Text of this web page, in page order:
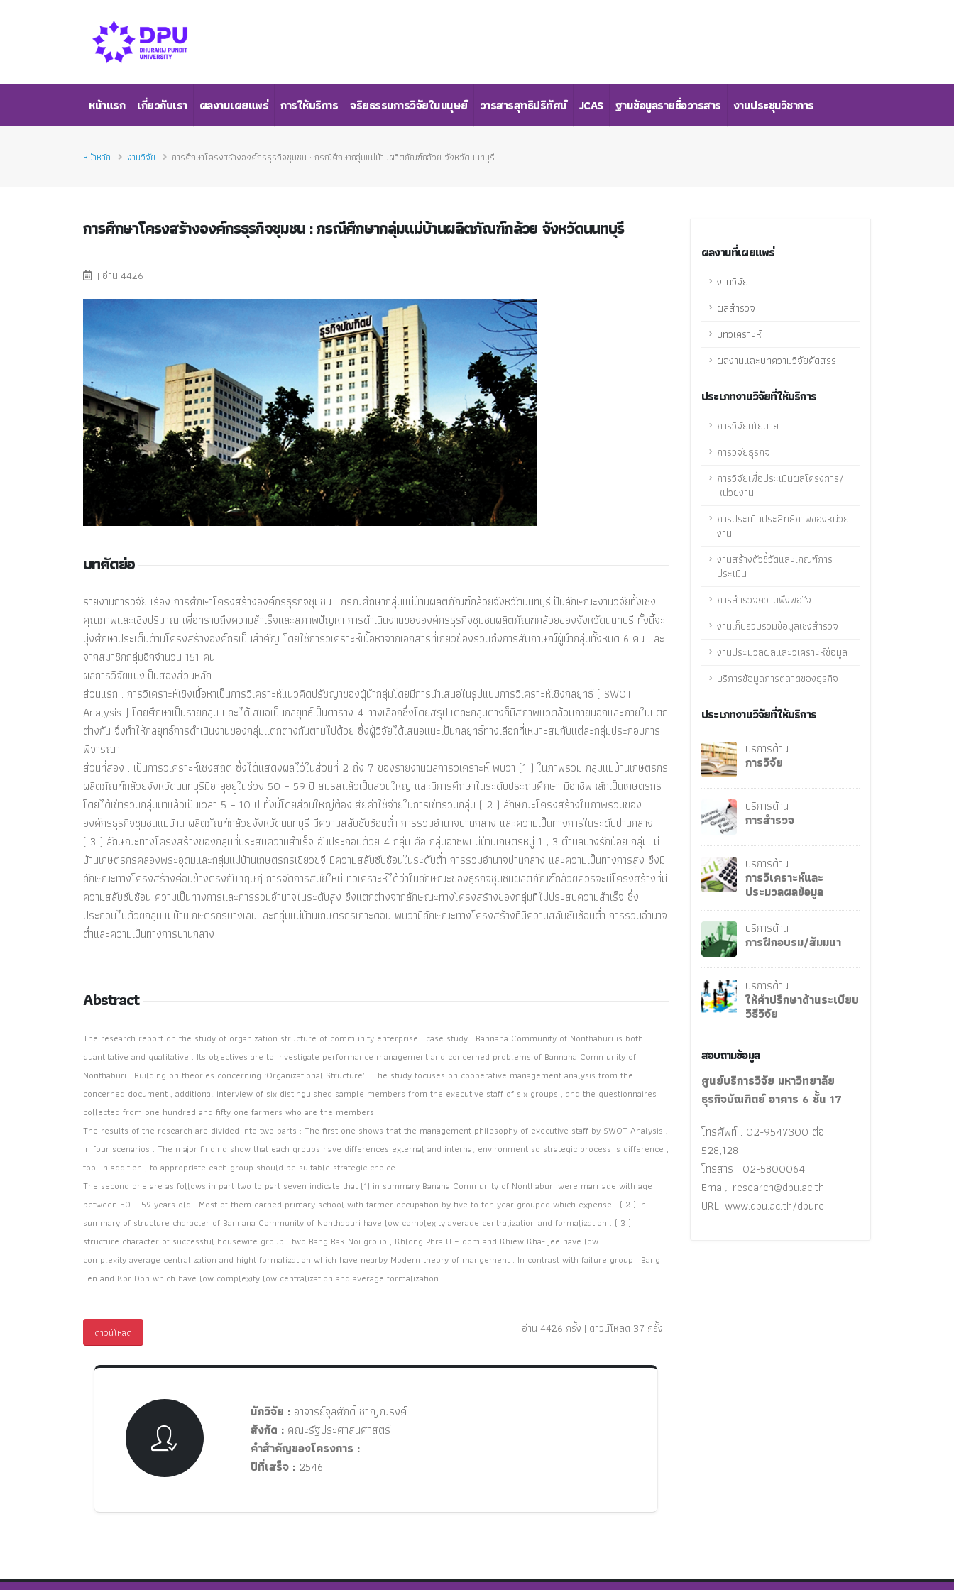
หน้าแรก เกี่ยวกับเรา ผลงานเผยแพร่ การให้บริการ จริยธรรมการวิจัยในมนุษย์ วารสารสุทธิปริทัศน์ JCAS ฐานข้อมูลรายชื่อวารสาร งานประชุมวิชาการ
หน้าหลัก งานวิจัย การศึกษาโครงสร้างองค์กรธุรกิจชุมชน : กรณีศึกษากลุ่มแม่บ้านผลิตภัณฑ์กล้วย จังหวัดนนทบุรี
การศึกษาโครงสร้างองค์กรธุรกิจชุมชน : กรณีศึกษากลุ่มแม่บ้านผลิตภัณฑ์กล้วย จังหวัดนนทบุรี
| อ่าน 4426
บทคัดย่อ
รายงานการวิจัย เรื่อง การศึกษาโครงสร้างองค์กรธุรกิจชุมชน : กรณีศึกษากลุ่มแม่บ้านผลิตภัณฑ์กล้วยจังหวัดนนทบุรีเป็นลักษณะงานวิจัยทั้งเชิง
คุณภาพและเชิงปริมาณ เพื่อทราบถึงความสำเร็จและสภาพปัญหา การดำเนินงานขององค์กรธุรกิจชุมชนผลิตภัณฑ์กล้วยของจังหวัดนนทบุรี ทั้งนี้จะ
มุ่งศึกษาประเด็นด้านโครงสร้างองค์กรเป็นสำคัญ โดยใช้การวิเคราะห์เนื้อหาจากเอกสารที่เกี่ยวข้องรวมถึงการสัมภาษณ์ผู้นำกลุ่มทั้งหมด 6 คน และ
จากสมาชิกกลุ่มอีกจำนวน 151 คน
ผลการวิจัยแบ่งเป็นสองส่วนหลัก
ส่วนแรก : การวิเคราะห์เชิงเนื้อหาเป็นการวิเคราะห์แนวคิดปรัชญาของผู้นำกลุ่มโดยมีการนำเสนอในรูปแบบการวิเคราะห์เชิงกลยุทธ์ ( SWOT
Analysis ) โดยศึกษาเป็นรายกลุ่ม และได้เสนอเป็นกลยุทธ์เป็นตาราง 4 ทางเลือกซึ่งโดยสรุปแต่ละกลุ่มต่างก็มีสภาพแวดล้อมภายนอกและภายในแตก
ต่างกัน จึงทำให้กลยุทธ์การดำเนินงานของกลุ่มแตกต่างกันตามไปด้วย ซึ่งผู้วิจัยได้เสนอแนะเป็นกลยุทธ์ทางเลือกที่เหมาะสมกับแต่ละกลุ่มประกอบการ
พิจารณา
ส่วนที่สอง : เป็นการวิเคราะห์เชิงสถิติ ซึ่งได้แสดงผลไว้ในส่วนที่ 2 ถึง 7 ของรายงานผลการวิเคราะห์ พบว่า (1 ) ในภาพรวม กลุ่มแม่บ้านเกษตรกร
ผลิตภัณฑ์กล้วยจังหวัดนนทบุรีมีอายุอยู่ในช่วง 50 – 59 ปี สมรสแล้วเป็นส่วนใหญ่ และมีการศึกษาในระดับประถมศึกษา มีอาชีพหลักเป็นเกษตรกร
โดยได้เข้าร่วมกลุ่มมาแล้วเป็นเวลา 5 – 10 ปี ทั้งนี้โดยส่วนใหญ่ต้องเสียค่าใช้จ่ายในการเข้าร่วมกลุ่ม ( 2 ) ลักษณะโครงสร้างในภาพรวมของ
องค์กรธุรกิจชุมชนแม่บ้าน ผลิตภัณฑ์กล้วยจังหวัดนนทบุรี มีความสลับซับซ้อนต่ำ การรวมอำนาจปานกลาง และความเป็นทางการในระดับปานกลาง
( 3 ) ลักษณะทางโครงสร้างของกลุ่มที่ประสบความสำเร็จ อันประกอบด้วย 4 กลุ่ม คือ กลุ่มอาชีพแม่บ้านเกษตรหมู่ 1 , 3 ตำบลบางรักน้อย กลุ่มแม่
บ้านเกษตรกรคลองพระอุดมและกลุ่มแม่บ้านเกษตรกรเขียวขจี มีความสลับซับซ้อนในระดับต่ำ การรวมอำนาจปานกลาง และความเป็นทางการสูง ซึ่งมี
ลักษณะทางโครงสร้างค่อนข้างตรงกับทฤษฎี การจัดการสมัยใหม่ ที่วิเคราะห์ได้ว่าในลักษณะของธุรกิจชุมชนผลิตภัณฑ์กล้วยควรจะมีโครงสร้างที่มี
ความสลับซับซ้อน ความเป็นทางการและการรวมอำนาจในระดับสูง ซึ่งแตกต่างจากลักษณะทางโครงสร้างของกลุ่มที่ไม่ประสบความสำเร็จ ซึ่ง
ประกอบไปด้วยกลุ่มแม่บ้านเกษตรกรบางเลนและกลุ่มแม่บ้านเกษตรกรเกาะดอน พบว่ามีลักษณะทางโครงสร้างที่มีความสลับซับซ้อนต่ำ การรวมอำนาจ
ต่ำและความเป็นทางการปานกลาง
Abstract
The research report on the study of organization structure of community enterprise . case study : Bannana Community of Nonthaburi is both
quantitative and qualitative . Its objectives are to investigate performance management and concerned problems of Bannana Community of
Nonthaburi . Building on theories concerning ‘Organizational Structure’ . The study focuses on cooperative management analysis from the
concerned document , additional interview of six distinguished sample members from the executive staff of six groups , and the questionnaires
collected from one hundred and fifty one farmers who are the members .
The results of the research are divided into two parts : The first one shows that the management philosophy of executive staff by SWOT Analysis ,
in four scenarios . The major finding show that each groups have differences external and internal environment so strategic process is difference ,
too. In addition , to appropriate each group should be suitable strategic choice .
The second one are as follows in part two to part seven indicate that (1) in summary Banana Community of Nonthaburi were marriage with age
between 50 – 59 years old . Most of them earned primary school with farmer occupation by five to ten year grouped which expense . ( 2 ) in
summary of structure character of Bannana Community of Nonthaburi have low complexity average centralization and formalization . ( 3 )
structure character of successful housewife group : two Bang Rak Noi group , Khlong Phra U – dom and Khiew Kha- jee have low
complexity average centralization and hight formalization which have nearby Modern theory of mangement . In contrast with failure group : Bang
Len and Kor Don which have low complexity low centralization and average formalization .
ดาวน์โหลด อ่าน 4426 ครั้ง | ดาวน์โหลด 37 ครั้ง
นักวิจัย : อาจารย์จุลศักดิ์ ชาญณรงค์
สังกัด : คณะรัฐประศาสนศาสตร์
คำสำคัญของโครงการ :
ปีที่เสร็จ : 2546
ผลงานที่เผยแพร่
งานวิจัย
ผลสำรวจ
บทวิเคราะห์
ผลงานและบทความวิจัยคัดสรร
ประเภทงานวิจัยที่ให้บริการ
การวิจัยนโยบาย
การวิจัยธุรกิจ
การวิจัยเพื่อประเมินผลโครงการ/
หน่วยงาน
การประเมินประสิทธิภาพของหน่วย
งาน
งานสร้างตัวชี้วัดและเกณฑ์การ
ประเมิน
การสำรวจความพึงพอใจ
งานเก็บรวบรวมข้อมูลเชิงสำรวจ
งานประมวลผลและวิเคราะห์ข้อมูล
บริการข้อมูลการตลาดของธุรกิจ
ประเภทงานวิจัยที่ให้บริการ
บริการด้าน
การวิจัย
บริการด้าน
การสำรวจ
บริการด้าน
การวิเคราะห์และ
ประมวลผลข้อมูล
บริการด้าน
การฝึกอบรม/สัมมนา
บริการด้าน
ให้คำปรึกษาด้านระเบียบ
วิธีวิจัย
สอบถามข้อมูล
ศูนย์บริการวิจัย มหาวิทยาลัย
ธุรกิจบัณฑิตย์ อาคาร 6 ชั้น 17
โทรศัพท์ : 02-9547300 ต่อ
528,128
โทรสาร : 02-5800064
Email: research@dpu.ac.th
URL: www.dpu.ac.th/dpurc